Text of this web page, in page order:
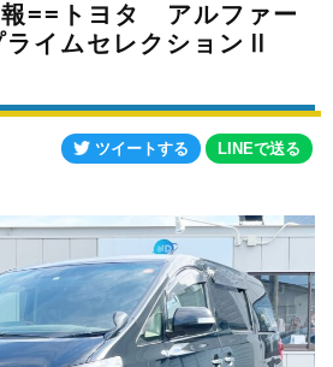
==トヨタ アルファー
イムセレクションⅡ
ツイートする LINEで送る